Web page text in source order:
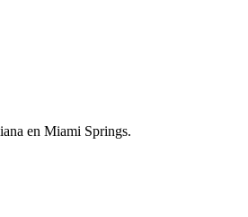
en Miami Springs.